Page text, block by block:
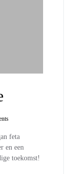
feta
en een
toekomst!